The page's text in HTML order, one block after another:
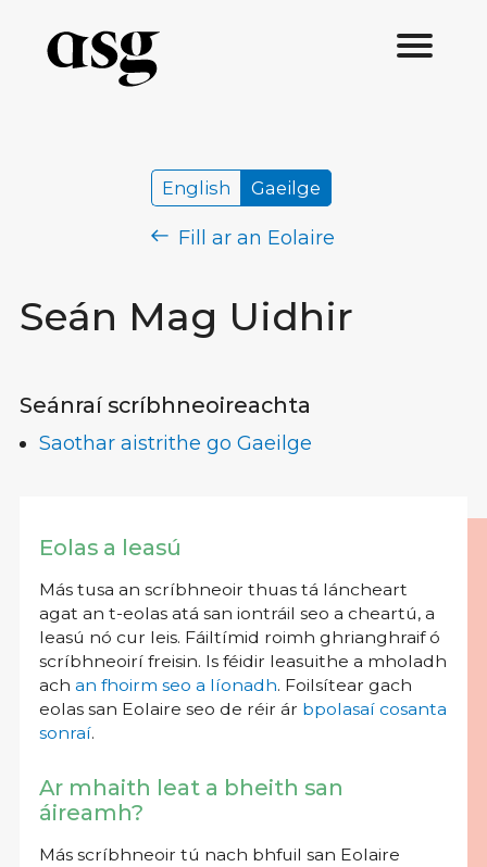
Seán Mag Uidhir
English Gaeilge
Fill ar an Eolaire
Seánraí scríbhneoireachta
Saothar aistrithe go Gaeilge
Eolas a leasú
Más tusa an scríbhneoir thuas tá láncheart
agat an t-eolas atá san iontráil seo a cheartú, a
leasú nó cur leis. Fáiltímid roimh ghrianghraif ó
scríbhneoirí freisin. Is féidir leasuithe a mholadh
ach an fhoirm seo a líonadh. Foilsítear gach
eolas san Eolaire seo de réir ár bpolasaí cosanta
sonraí.
Ar mhaith leat a bheith san
áireamh?
Más scríbhneoir tú nach bhfuil san Eolaire